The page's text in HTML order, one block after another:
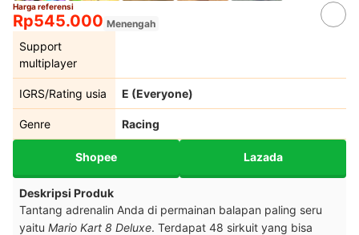
Harga referensi
Rp545.000 Menengah
Support
multiplayer
IGRS/Rating usia E (Everyone)
Genre Racing
Shopee Lazada
Deskripsi Produk
Tantang adrenalin Anda di permainan balapan paling seru
yaitu Mario Kart 8 Deluxe. Terdapat 48 sirkuit yang bisa